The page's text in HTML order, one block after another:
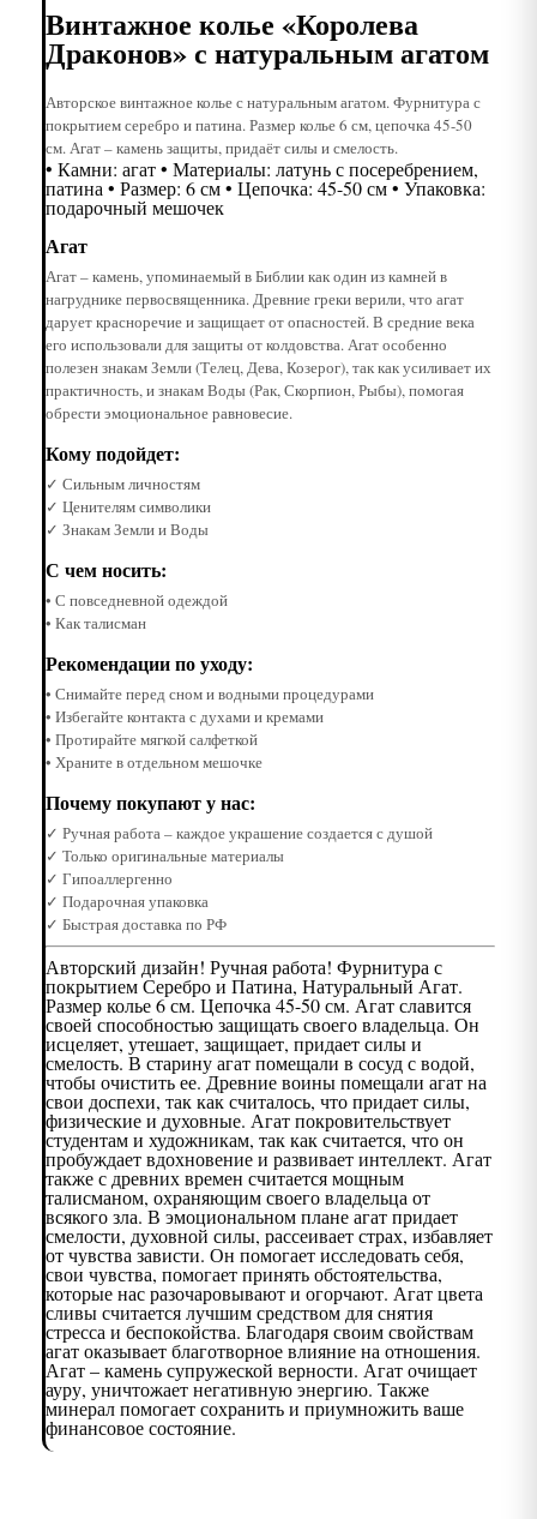
Винтажное колье «Королева
Драконов» с натуральным агатом
Авторское винтажное колье с натуральным агатом. Фурнитура с
покрытием серебро и патина. Размер колье 6 см, цепочка 45-50
см. Агат – камень защиты, придаёт силы и смелость.
• Камни: агат • Материалы: латунь с посеребрением,
патина • Размер: 6 см • Цепочка: 45-50 см • Упаковка:
подарочный мешочек
Агат
Агат – камень, упоминаемый в Библии как один из камней в
нагруднике первосвященника. Древние греки верили, что агат
дарует красноречие и защищает от опасностей. В средние века
его использовали для защиты от колдовства. Агат особенно
полезен знакам Земли (Телец, Дева, Козерог), так как усиливает их
практичность, и знакам Воды (Рак, Скорпион, Рыбы), помогая
обрести эмоциональное равновесие.
Кому подойдет:
✓ Сильным личностям
✓ Ценителям символики
✓ Знакам Земли и Воды
С чем носить:
• С повседневной одеждой
• Как талисман
Рекомендации по уходу:
• Снимайте перед сном и водными процедурами
• Избегайте контакта с духами и кремами
• Протирайте мягкой салфеткой
• Храните в отдельном мешочке
Почему покупают у нас:
✓ Ручная работа – каждое украшение создается с душой
✓ Только оригинальные материалы
✓ Гипоаллергенно
✓ Подарочная упаковка
✓ Быстрая доставка по РФ
Авторский дизайн! Ручная работа! Фурнитура с
покрытием Серебро и Патина, Натуральный Агат.
Размер колье 6 см. Цепочка 45-50 см. Агат славится
своей способностью защищать своего владельца. Он
исцеляет, утешает, защищает, придает силы и
смелость. В старину агат помещали в сосуд с водой,
чтобы очистить ее. Древние воины помещали агат на
свои доспехи, так как считалось, что придает силы,
физические и духовные. Агат покровительствует
студентам и художникам, так как считается, что он
пробуждает вдохновение и развивает интеллект. Агат
также с древних времен считается мощным
талисманом, охраняющим своего владельца от
всякого зла. В эмоциональном плане агат придает
смелости, духовной силы, рассеивает страх, избавляет
от чувства зависти. Он помогает исследовать себя,
свои чувства, помогает принять обстоятельства,
которые нас разочаровывают и огорчают. Агат цвета
сливы считается лучшим средством для снятия
стресса и беспокойства. Благодаря своим свойствам
агат оказывает благотворное влияние на отношения.
Агат – камень супружеской верности. Агат очищает
ауру, уничтожает негативную энергию. Также
минерал помогает сохранить и приумножить ваше
финансовое состояние.